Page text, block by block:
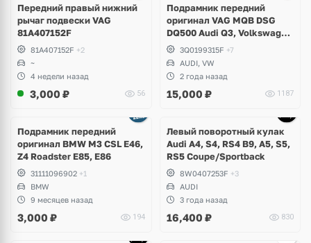
Передний правый нижний
рычаг подвески VAG
81A407152F
81A407152F +2
~
4 недели назад
3,000 ₽ 56
Подрамник передний
оригинал VAG MQB DSG
DQ500 Audi Q3, Volkswagen
Tiguan Allspace, Skoda
Kodiaq
3Q0199315F +7
AUDI, VW
2 года назад
15,000 ₽ 1187
Подрамник передний
оригинал BMW M3 CSL E46,
Z4 Roadster E85, E86
31111096902 +1
BMW
9 месяцев назад
3,000 ₽ 194
Левый поворотный кулак
Audi A4, S4, RS4 B9, A5, S5,
RS5 Сoupe/Sportback
8W0407253F +3
AUDI
3 года назад
16,400 ₽ 830